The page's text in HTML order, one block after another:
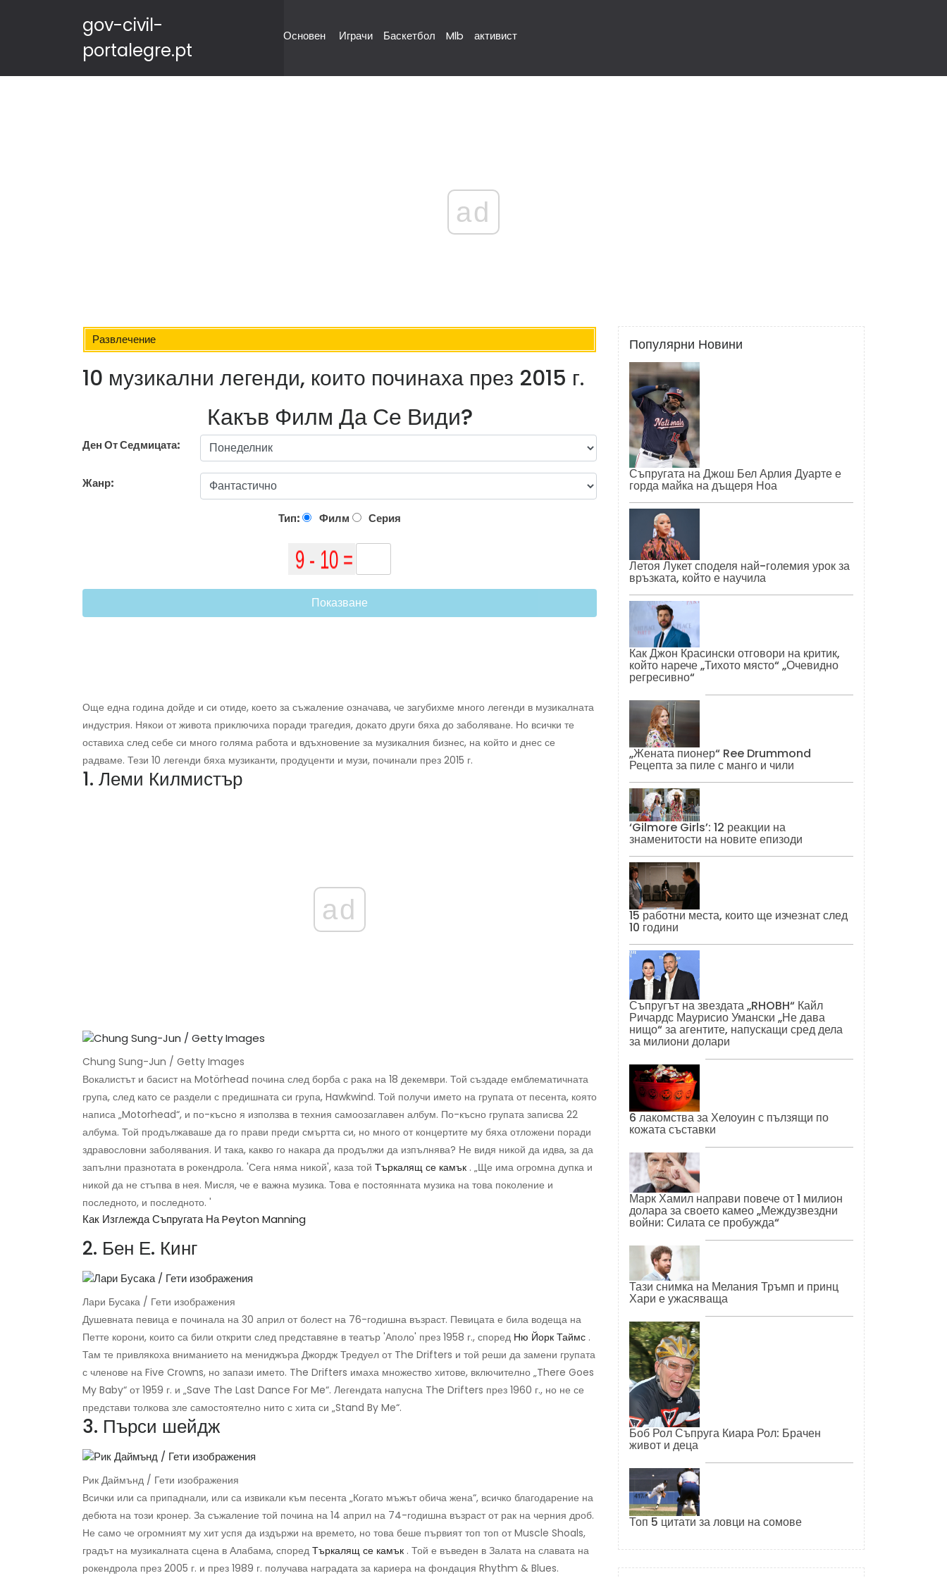
gov-civil-
portalegre.pt
Основен Играчи Баскетбол Mlb активист
ad
Развлечение
10 музикални легенди, които починаха през 2015 г.
Какъв Филм Да Се Види?
Ден От Седмицата:
Жанр:
Тип: Филм Серия
Показване
Още една година дойде и си отиде, което за съжаление означава, че загубихме много легенди в музикалната
индустрия. Някои от живота приключиха поради трагедия, докато други бяха до заболяване. Но всички те
оставиха след себе си много голяма работа и вдъхновение за музикалния бизнес, на който и днес се
радваме. Тези 10 легенди бяха музиканти, продуценти и музи, починали през 2015 г.
1. Леми Килмистър
ad
Chung Sung-Jun / Getty Images
Вокалистът и басист на Motörhead почина след борба с рака на 18 декември. Той създаде емблематичната
група, след като се раздели с предишната си група, Hawkwind. Той получи името на групата от песента, която
написа „Motorhead“, и по-късно я използва в техния самоозаглавен албум. По-късно групата записва 22
албума. Той продължаваше да го прави преди смъртта си, но много от концертите му бяха отложени поради
здравословни заболявания. И така, какво го накара да продължи да изпълнява? Не видя никой да идва, за да
запълни празнотата в рокендрола. 'Сега няма никой', каза той Търкалящ се камък . „Ще има огромна дупка и
никой да не стъпва в нея. Мисля, че е важна музика. Това е постоянната музика на това поколение и
последното, и последното. '
Как Изглежда Съпругата На Peyton Manning
2. Бен Е. Кинг
Лари Бусака / Гети изображения
Душевната певица е починала на 30 април от болест на 76-годишна възраст. Певицата е била водеща на
Петте корони, които са били открити след представяне в театър 'Аполо' през 1958 г., според Ню Йорк Таймс .
Там те привлякоха вниманието на мениджъра Джордж Тредуел от The Drifters и той реши да замени групата
с членове на Five Crowns, но запази името. The Drifters имаха множество хитове, включително „There Goes
My Baby“ от 1959 г. и „Save The Last Dance For Me“. Легендата напусна The Drifters през 1960 г., но не се
представи толкова зле самостоятелно нито с хита си „Stand By Me“.
3. Пърси шейдж
Рик Даймънд / Гети изображения
Всички или са припаднали, или са извикали към песента „Когато мъжът обича жена“, всичко благодарение на
дебюта на този кронер. За съжаление той почина на 14 април на 74-годишна възраст от рак на черния дроб.
Не само че огромният му хит успя да издържи на времето, но това беше първият топ топ от Muscle Shoals,
градът на музикалната сцена в Алабама, според Търкалящ се камък . Той е въведен в Залата на славата на
рокендрола през 2005 г. и през 1989 г. получава наградата за кариера на фондация Rhythm & Blues.
Популярни Новини
Съпругата на Джош Бел Арлия Дуарте е
горда майка на дъщеря Ноа
Летоя Лукет споделя най-големия урок за
връзката, който е научила
Как Джон Красински отговори на критик,
който нарече „Тихото място“ „Очевидно
регресивно“
„Жената пионер“ Ree Drummond
Рецепта за пиле с манго и чили
‘Gilmore Girls’: 12 реакции на
знаменитости на новите епизоди
15 работни места, които ще изчезнат след
10 години
Съпругът на звездата „RHOBH“ Кайл
Ричардс Маурисио Умански „Не дава
нищо“ за агентите, напускащи сред дела
за милиони долари
6 лакомства за Хелоуин с пълзящи по
кожата съставки
Марк Хамил направи повече от 1 милион
долара за своето камео „Междузвездни
войни: Силата се пробужда“
Тази снимка на Мелания Тръмп и принц
Хари е ужасяваща
Боб Рол Съпруга Киара Рол: Брачен
живот и деца
Топ 5 цитати за ловци на сомове